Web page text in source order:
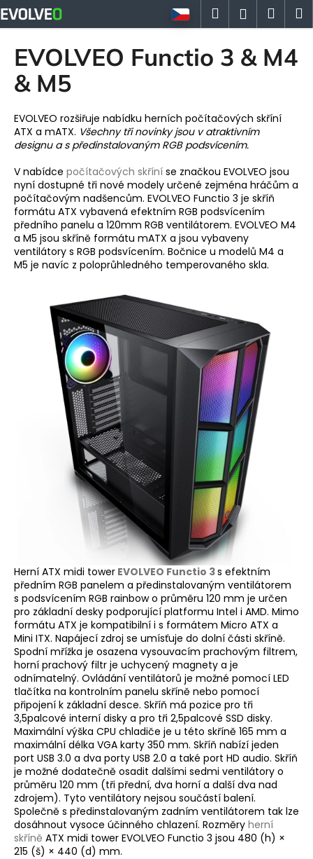
Přejít
na
obsah
Hledat
EVOLVEO Functio 3 & M4
& M5
EVOLVEO rozšiřuje nabídku herních počítačových skříní
ATX a mATX. Všechny tři novinky jsou v atraktivním
designu a s předinstalovaným RGB podsvícením.
V nabídce počítačových skříní se značkou EVOLVEO jsou
nyní dostupné tři nové modely určené zejména hráčům a
počítačovým nadšencům. EVOLVEO Functio 3 je skříň
formátu ATX vybavená efektním RGB podsvícením
předního panelu a 120mm RGB ventilátorem. EVOLVEO M4
a M5 jsou skříně formátu mATX a jsou vybaveny
ventilátory s RGB podsvícením. Bočnice u modelů M4 a
M5 je navíc z poloprůhledného temperovaného skla.
Herní ATX midi tower EVOLVEO Functio 3s efektním
předním RGB panelem a předinstalovaným ventilátorem
s podsvícením RGB rainbow o průměru 120 mm je určen
pro základní desky podporující platformu Intel i AMD. Mimo
formátu ATX je kompatibilní i s formátem Micro ATX a
Mini ITX. Napájecí zdroj se umísťuje do dolní části skříně.
Spodní mřížka je osazena vysouvacím prachovým filtrem,
horní prachový filtr je uchycený magnety a je
odnímatelný. Ovládání ventilátorů je možné pomocí LED
tlačítka na kontrolním panelu skříně nebo pomocí
připojení k základní desce. Skříň má pozice pro tři
3,5palcové interní disky a pro tři 2,5palcové SSD disky.
Maximální výška CPU chladiče je u této skříně 165 mm a
maximální délka VGA karty 350 mm. Skříň nabízí jeden
port USB 3.0 a dva porty USB 2.0 a také port HD audio. Skříň
je možné dodatečně osadit dalšími sedmi ventilátory o
průměru 120 mm (tři přední, dva horní a další dva nad
zdrojem). Tyto ventilátory nejsou součástí balení.
Společně s předinstalovaným zadním ventilátorem tak lze
dosáhnout vysoce účinného chlazení. Rozměry herní
skříně ATX midi tower EVOLVEO Functio 3 jsou 480 (h) ×
215 (š) × 440 (d) mm.
K
o
C
o
p
o
t
ř
e
b
u
j
e
HLEDAT